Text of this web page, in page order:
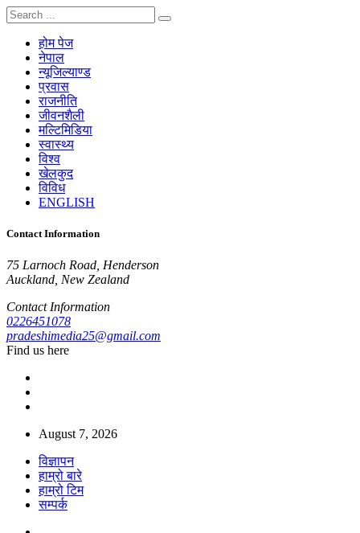
होम पेज
नेपाल
न्यूजिल्याण्ड
प्रवास
राजनीति
जीवनशैली
मल्टिमिडिया
स्वास्थ्य
विश्व
खेलकुद
विविध
ENGLISH
Contact Information
75 Larnoch Road, Henderson
Auckland, New Zealand
Contact Information
0226451078
pradeshimedia25@gmail.com
Find us here
August 7, 2026
विज्ञापन
हाम्रो बारे
हाम्रो टिम
सम्पर्क